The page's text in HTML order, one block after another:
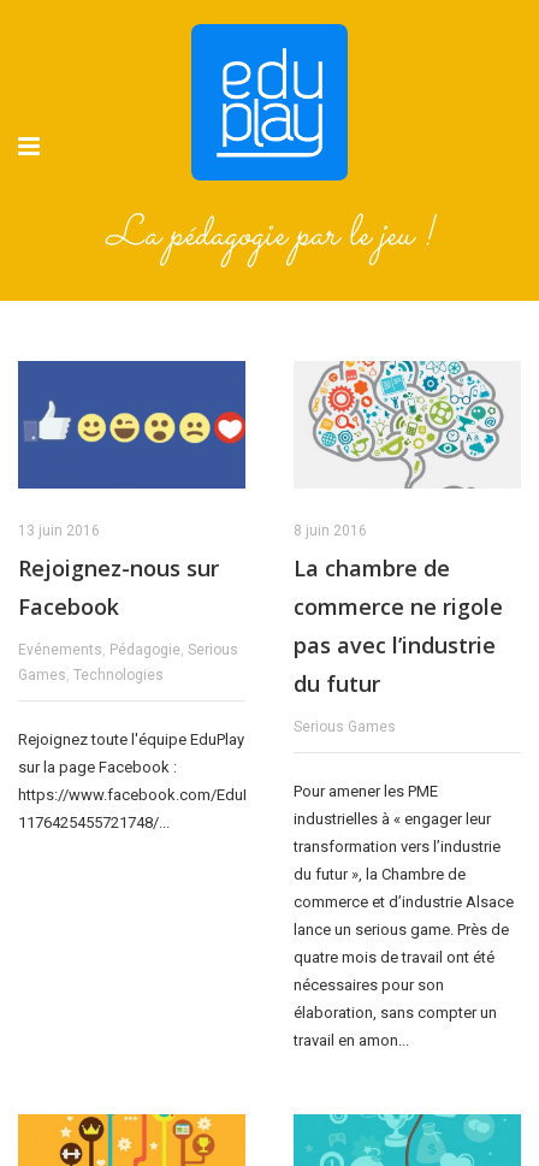
La pédagogie par le jeu !
Rejoignez-nous sur
Facebook
Evénements, Pédagogie, Serious
Games, Technologies
13 juin 2016
Rejoignez toute l'équipe EduPlay
sur la page Facebook :
https://www.facebook.com/EduPlay-
1176425455721748/...
La chambre de
commerce ne rigole
pas avec l’industrie
du futur
Serious Games
8 juin 2016
Pour amener les PME
industrielles à « engager leur
transformation vers l’industrie
du futur », la Chambre de
commerce et d’industrie Alsace
lance un serious game. Près de
quatre mois de travail ont été
nécessaires pour son
élaboration, sans compter un
travail en amon...